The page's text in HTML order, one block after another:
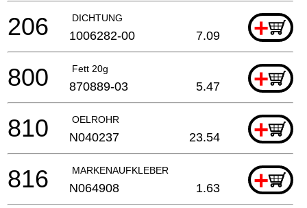
DICHTUNG +
206 1006282-00 7.09
Fett 20g +
800 870889-03 5.47
OELROHR +
810 N040237 23.54
MARKENAUFKLEBER +
816 N064908 1.63